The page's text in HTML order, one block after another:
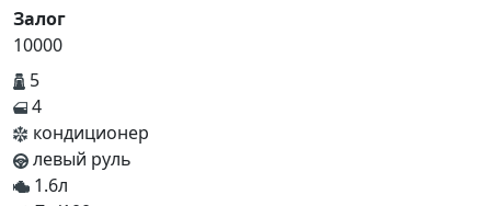
Залог
10000
5
4
кондиционер
левый руль
1.6л